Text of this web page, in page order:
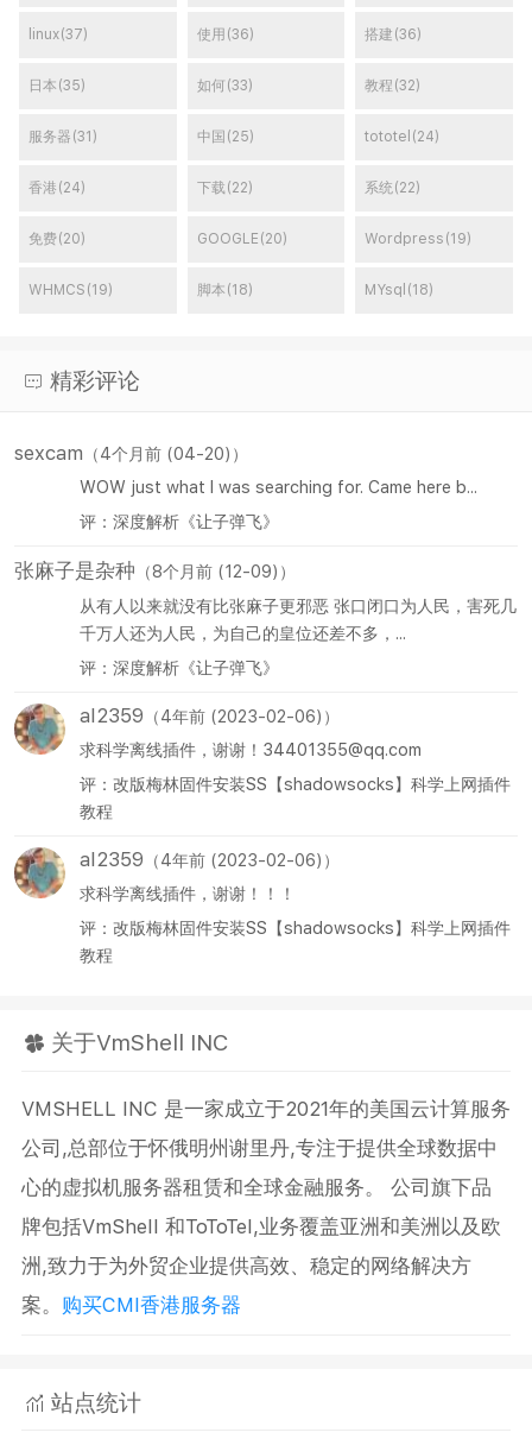
linux(37) 使用(36) 搭建(36)
日本(35) 如何(33) 教程(32)
服务器(31) 中国(25) tototel(24)
香港(24) 下载(22) 系统(22)
免费(20) GOOGLE(20) Wordpress(19)
WHMCS(19) 脚本(18) MYsql(18)
精彩评论
sexcam （4个月前 (04-20)）
WOW just what I was searching for. Came here b...
评：深度解析《让子弹飞》
张麻子是杂种 （8个月前 (12-09)）
从有人以来就没有比张麻子更邪恶 张口闭口为人民，害死几
千万人还为人民，为自己的皇位还差不多，...
评：深度解析《让子弹飞》
al2359 （4年前 (2023-02-06)）
求科学离线插件，谢谢！34401355@qq.com
评：改版梅林固件安装SS【shadowsocks】科学上网插件
教程
al2359 （4年前 (2023-02-06)）
求科学离线插件，谢谢！！！
评：改版梅林固件安装SS【shadowsocks】科学上网插件
教程
关于VmShell INC
VMSHELL INC 是一家成立于2021年的美国云计算服务
公司,总部位于怀俄明州谢里丹,专注于提供全球数据中
心的虚拟机服务器租赁和全球金融服务。 公司旗下品
牌包括VmShell 和ToToTel,业务覆盖亚洲和美洲以及欧
洲,致力于为外贸企业提供高效、稳定的网络解决方
案。 购买CMI香港服务器
站点统计